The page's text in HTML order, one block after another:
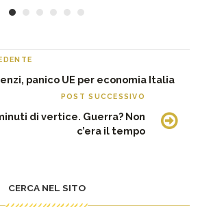
panico UE per economia Italia
POST SUCCESSIVO
di vertice. Guerra? Non
c’era il tempo
CERCA NEL SITO